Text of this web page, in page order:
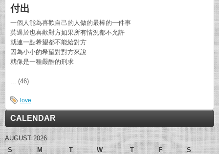
付出
一個人能為喜歡自己的人做的最棒的一件事
莫過於也喜歡對方如果所有情況都不允許
就連一點希望都不能給對方
因為小小的希望對對方來說
就像是一種嚴酷的刑求
... (46)
love
CALENDAR
AUGUST 2026
S
M T W T F
S